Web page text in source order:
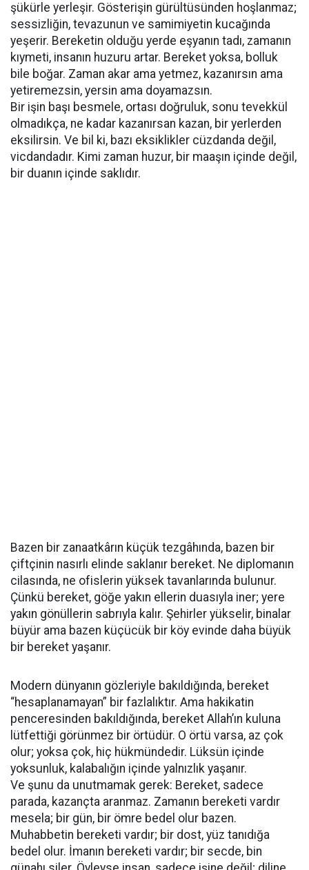
şükürle yerleşir. Gösterişin gürültüsünden hoşlanmaz;
sessizliğin, tevazunun ve samimiyetin kucağında
yeşerir. Bereketin olduğu yerde eşyanın tadı, zamanın
kıymeti, insanın huzuru artar. Bereket yoksa, bolluk
bile boğar. Zaman akar ama yetmez, kazanırsın ama
yetiremezsin, yersin ama doyamazsın.
Bir işin başı besmele, ortası doğruluk, sonu tevekkül
olmadıkça, ne kadar kazanırsan kazan, bir yerlerden
eksilirsin. Ve bil ki, bazı eksiklikler cüzdanda değil,
vicdandadır. Kimi zaman huzur, bir maaşın içinde değil,
bir duanın içinde saklıdır.
Bazen bir zanaatkârın küçük tezgâhında, bazen bir
çiftçinin nasırlı elinde saklanır bereket. Ne diplomanın
cilasında, ne ofislerin yüksek tavanlarında bulunur.
Çünkü bereket, göğe yakın ellerin duasıyla iner; yere
yakın gönüllerin sabrıyla kalır. Şehirler yükselir, binalar
büyür ama bazen küçücük bir köy evinde daha büyük
bir bereket yaşanır.
Modern dünyanın gözleriyle bakıldığında, bereket
“hesaplanamayan” bir fazlalıktır. Ama hakikatin
penceresinden bakıldığında, bereket Allah’ın kuluna
lütfettiği görünmez bir örtüdür. O örtü varsa, az çok
olur; yoksa çok, hiç hükmündedir. Lüksün içinde
yoksunluk, kalabalığın içinde yalnızlık yaşanır.
Ve şunu da unutmamak gerek: Bereket, sadece
parada, kazançta aranmaz. Zamanın bereketi vardır
mesela; bir gün, bir ömre bedel olur bazen.
Muhabbetin bereketi vardır; bir dost, yüz tanıdığa
bedel olur. İmanın bereketi vardır; bir secde, bin